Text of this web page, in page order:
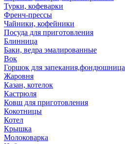
Турки, кофеварки
Френч-прессы
Чайники, кофейники
Посуда для приготовления
Блинница
Баки, ведра эмалированные
Вок
Горшок для запекания,фондюшница
Жаровня
Казан, котелок
Кастрюля
Ковш для приготовления
Кокотницы
Котел
Крышка
Молоковарка